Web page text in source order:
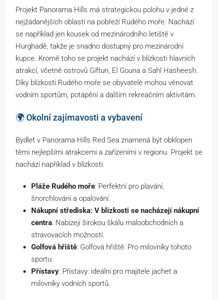
Projekt Panorama Hills má strategickou polohu v jedné z
nejžádanějších oblastí na pobřeží Rudého moře. Nachází
se například jen kousek od mezinárodního letiště v
Hurghadě, takže je snadno dostupný pro mezinárodní
kupce. Kromě toho se projekt nachází v blízkosti hlavních
atrakcí, včetně ostrovů Giftun, El Gouna a Sahl Hasheesh.
Díky blízkosti Rudého moře se obyvatelé mohou věnovat
vodním sportům, potápění a dalším rekreačním aktivitám.
🌍 Okolní zajímavosti a vybavení
Bydlet v Panorama Hills Red Sea znamená být obklopen
těmi nejlepšími atrakcemi a zařízeními v regionu. Projekt se
nachází například v blízkosti:
Pláže Rudého moře: Perfektní pro plavání,
šnorchlování a opalování.
Nákupní střediska: V blízkosti se nacházejí nákupní
centra: Nabízejí širokou škálu maloobchodních a
stravovacích možností.
Golfová hřiště: Golfová hřiště: Pro milovníky tohoto
sportu.
Přístavy: Přístavy: ideální pro majitele jachet a
milovníky vodních sportů.